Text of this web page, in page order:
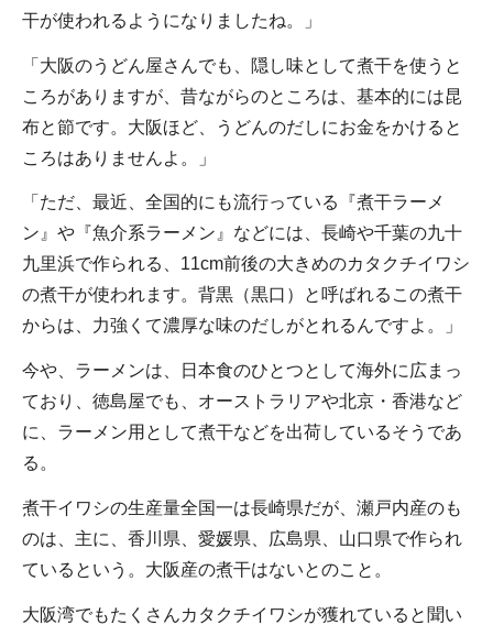
干が使われるようになりましたね。」
「大阪のうどん屋さんでも、隠し味として煮干を使うと
ころがありますが、昔ながらのところは、基本的には昆
布と節です。大阪ほど、うどんのだしにお金をかけると
ころはありませんよ。」
「ただ、最近、全国的にも流行っている『煮干ラーメ
ン』や『魚介系ラーメン』などには、長崎や千葉の九十
九里浜で作られる、11cm前後の大きめのカタクチイワシ
の煮干が使われます。背黒（黒口）と呼ばれるこの煮干
からは、力強くて濃厚な味のだしがとれるんですよ。」
今や、ラーメンは、日本食のひとつとして海外に広まっ
ており、徳島屋でも、オーストラリアや北京・香港など
に、ラーメン用として煮干などを出荷しているそうであ
る。
煮干イワシの生産量全国一は長崎県だが、瀬戸内産のも
のは、主に、香川県、愛媛県、広島県、山口県で作られ
ているという。大阪産の煮干はないとのこと。
大阪湾でもたくさんカタクチイワシが獲れていると聞い